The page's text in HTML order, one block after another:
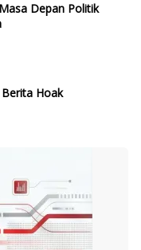
Depan Politik
Hoak